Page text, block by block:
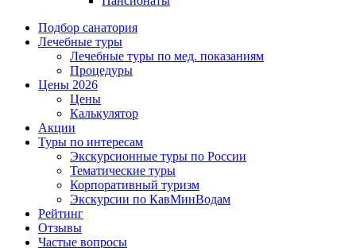
Подбор санатория
Лечебные туры
Лечебные туры по мед. показаниям
Процедуры
Цены 2026
Цены
Калькулятор
Акции
Туры по интересам
Экскурсионные туры по России
Тематические туры
Корпоративный туризм
Экскурсии по КавМинВодам
Рейтинг
Отзывы
Частые вопросы